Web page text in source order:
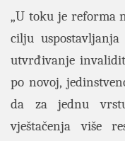
„U toku je reforma
cilju
utvrđivanje
po novoj,
da za jednu
vještačenja više